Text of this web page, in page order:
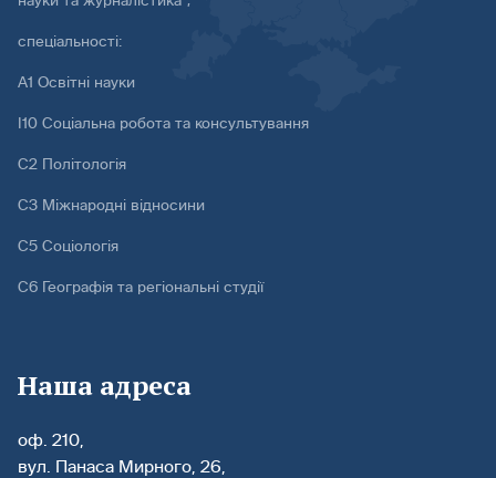
спеціальності:
А1 Освітні науки
І10 Соціальна робота та консультування
С2 Політологія
С3 Міжнародні відносини
С5 Соціологія
С6 Географія та регіональні студії
Наша адреса
оф. 210,
вул. Панаса Мирного, 26,